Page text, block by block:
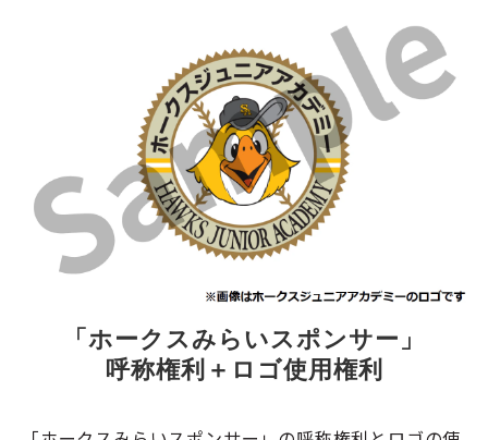
「ホークスみらいスポンサー」
呼称権利＋ロゴ使用権利